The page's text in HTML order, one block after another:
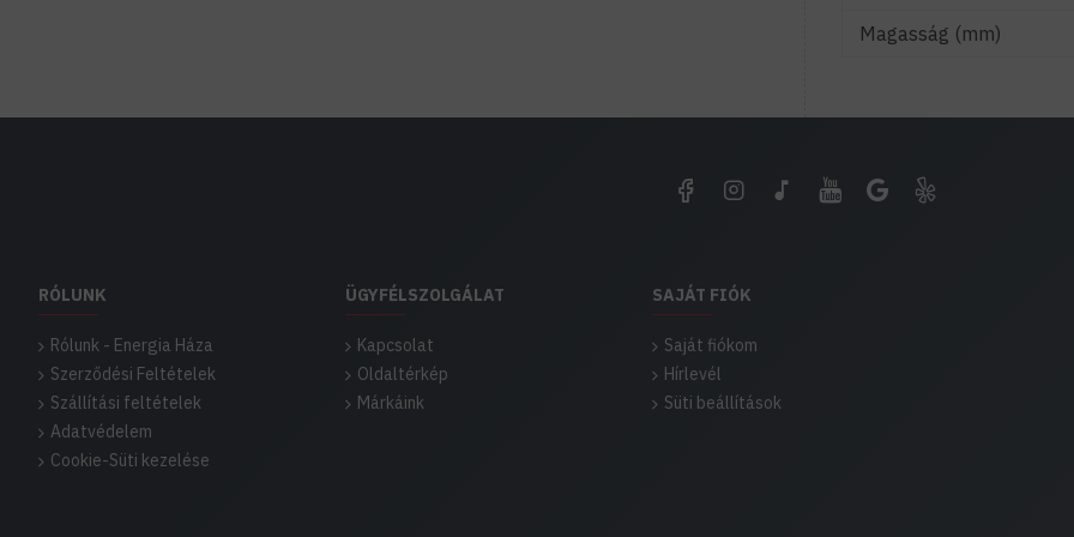
Magasság (mm)
RÓLUNK
Rólunk - Energia Háza
Szerződési Feltételek
Szállítási feltételek
Adatvédelem
Cookie-Süti kezelése
ÜGYFÉLSZOLGÁLAT
Kapcsolat
Oldaltérkép
Márkáink
SAJÁT FIÓK
Saját fiókom
Hírlevél
Süti beállítások